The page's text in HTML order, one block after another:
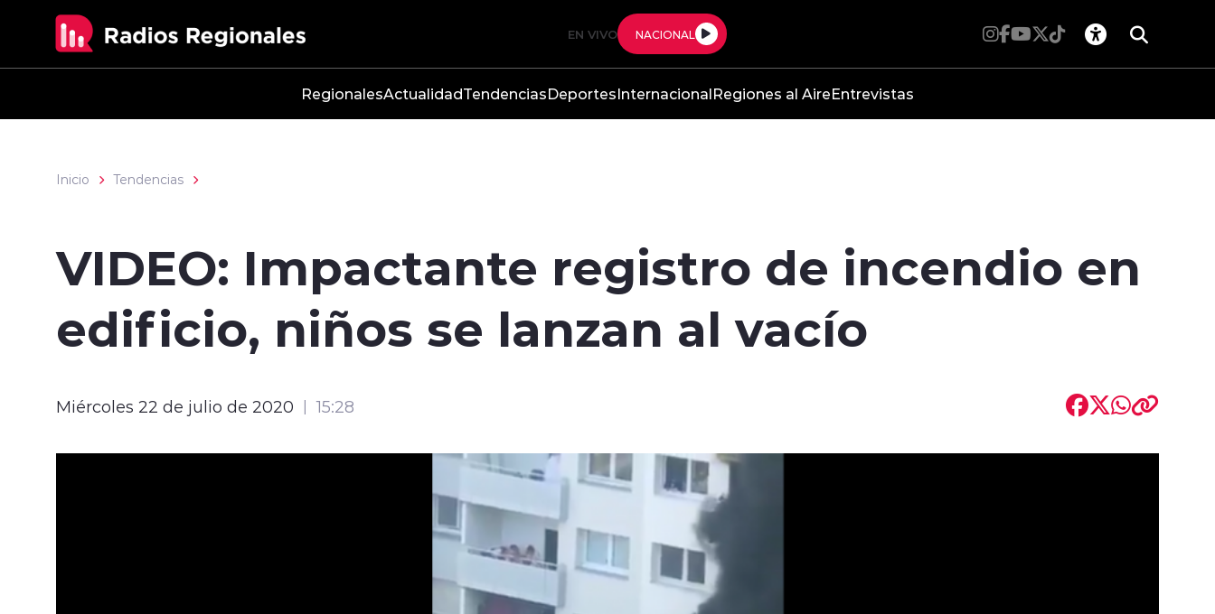
EN VIVO NACIONAL
RegionalesActualidadTendenciasDeportesInternacionalRegiones al AireEntrevistas
Inicio Tendencias
VIDEO: Impactante registro de incendio en
edificio, niños se lanzan al vacío
Miércoles 22 de julio de 2020 15:28